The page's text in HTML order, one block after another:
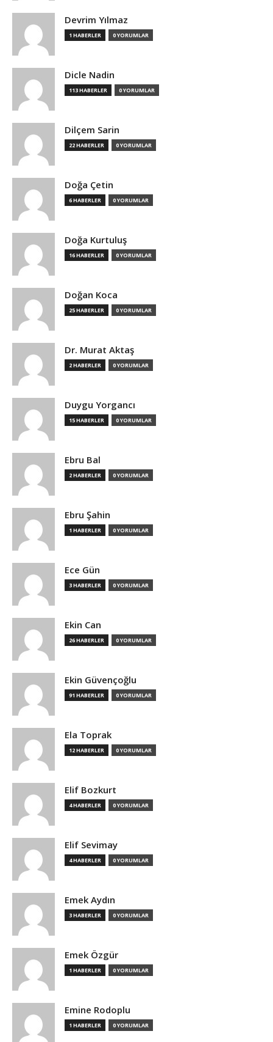
Devrim Yılmaz
1 HABERLER 0 YORUMLAR
Dicle Nadin
113 HABERLER 0 YORUMLAR
Dilçem Sarin
22 HABERLER 0 YORUMLAR
Doğa Çetin
6 HABERLER 0 YORUMLAR
Doğa Kurtuluş
16 HABERLER 0 YORUMLAR
Doğan Koca
25 HABERLER 0 YORUMLAR
Dr. Murat Aktaş
2 HABERLER 0 YORUMLAR
Duygu Yorgancı
15 HABERLER 0 YORUMLAR
Ebru Bal
2 HABERLER 0 YORUMLAR
Ebru Şahin
1 HABERLER 0 YORUMLAR
Ece Gün
3 HABERLER 0 YORUMLAR
Ekin Can
26 HABERLER 0 YORUMLAR
Ekin Güvençoğlu
91 HABERLER 0 YORUMLAR
Ela Toprak
12 HABERLER 0 YORUMLAR
Elif Bozkurt
4 HABERLER 0 YORUMLAR
Elif Sevimay
4 HABERLER 0 YORUMLAR
Emek Aydın
3 HABERLER 0 YORUMLAR
Emek Özgür
1 HABERLER 0 YORUMLAR
Emine Rodoplu
1 HABERLER 0 YORUMLAR